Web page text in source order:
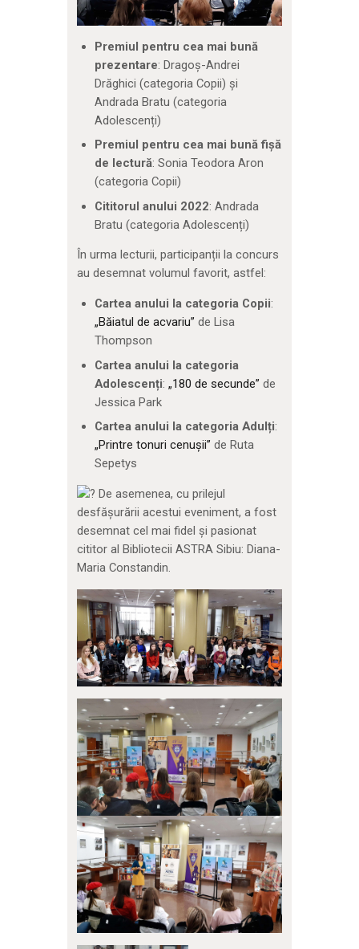
Premiul pentru cea mai bună
prezentare: Dragoș-Andrei
Drăghici (categoria Copii) și
Andrada Bratu (categoria
Adolescenți)
Premiul pentru cea mai bună fișă
de lectură: Sonia Teodora Aron
(categoria Copii)
Cititorul anului 2022: Andrada
Bratu (categoria Adolescenți)
În urma lecturii, participanții la concurs
au desemnat volumul favorit, astfel:
Cartea anului la categoria Copii:
„Băiatul de acvariu” de Lisa
Thompson
Cartea anului la categoria
Adolescenți:„180 de secunde” de
Jessica Park
Cartea anului la categoria Adulți:
„Printre tonuri cenușii” de Ruta
Sepetys
De asemenea, cu prilejul
desfășurării acestui eveniment, a fost
desemnat cel mai fidel și pasionat
cititor al Bibliotecii ASTRA Sibiu: Diana-
Maria Constandin.